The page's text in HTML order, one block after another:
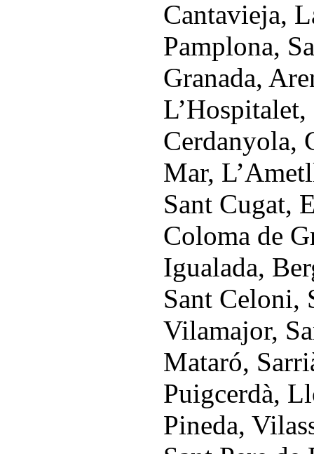
Cantavieja,
Pamplona,
Granada,
Cerdanyola,
Mar,
Sant Cugat,
Coloma de
Igualada,
Sant Celoni,
Vilamajor,
Mataró,
Puigcerdà,
Pineda,